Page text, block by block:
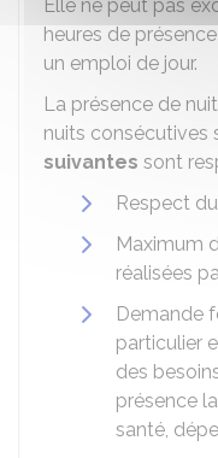
Elle ne peut pas
heures de
un emploi de jour.
La présence de
nuits consécutives
suivantes sont
Respect
Maximum
réalisées
Demande
particulier
des
présence
santé,